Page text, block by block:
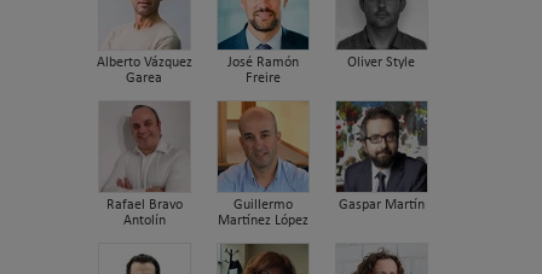
Alberto Vázquez
Garea
José Ramón
Freire
Oliver Style
Rafael Bravo
Antolín
Guillermo
Martínez López
Gaspar Martín